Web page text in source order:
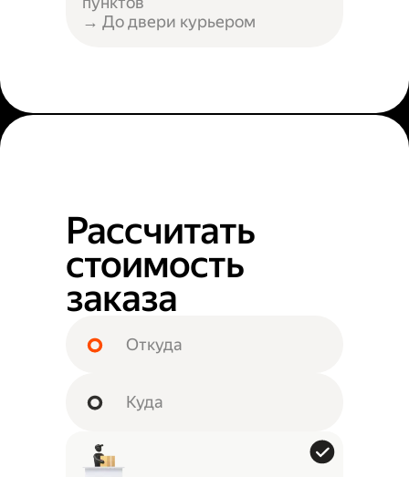
→ До двери курьером
Рассчитать
стоимость
заказа